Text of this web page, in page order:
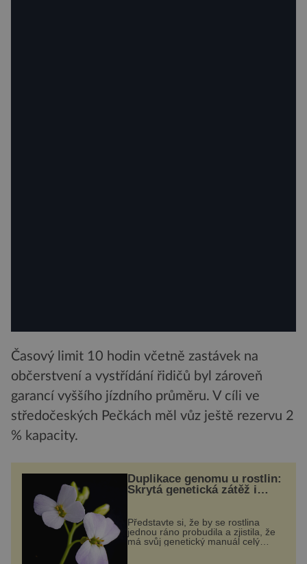
Časový limit 10 hodin včetně zastávek na
občerstvení a vystřídání řidičů byl zároveň
garancí vyššího jízdního průměru. V cíli ve
středočeských Pečkách měl vůz ještě rezervu 2
% kapacity.
Duplikace genomu u rostlin:
Skrytá genetická zátěž i
Představte si, že by se rostlina
jednou ráno probudila a zjistila, že
má svůj genetický manuál celý